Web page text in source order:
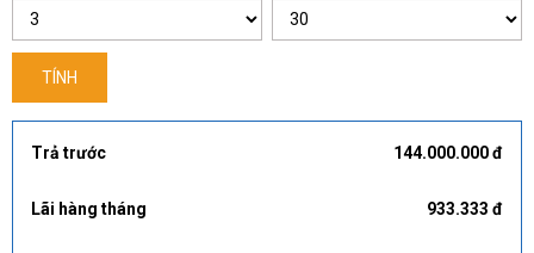
TÍNH
Trả trước 144.000.000 đ
Lãi hàng tháng 933.333 đ